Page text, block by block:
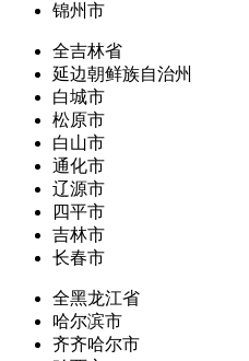
锦州市
全吉林省
延边朝鲜族自治州
白城市
松原市
白山市
通化市
辽源市
四平市
吉林市
长春市
全黑龙江省
哈尔滨市
齐齐哈尔市